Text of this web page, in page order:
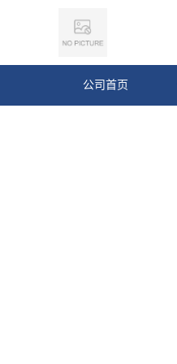
公司首页